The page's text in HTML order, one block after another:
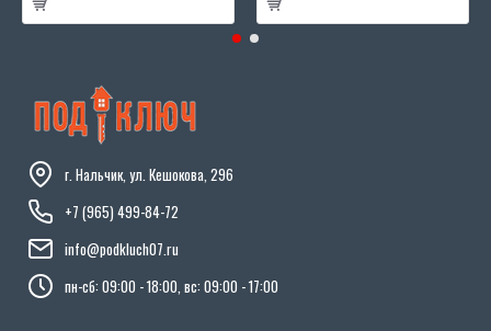
г. Нальчик, ул. Кешокова, 296
+7 (965) 499-84-72
info@podkluch07.ru
пн-сб: 09:00 - 18:00, вс: 09:00 - 17:00